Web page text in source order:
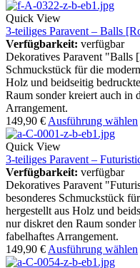
Quick View
3-teiliges Paravent – Balls
Verfügbarkeit: verfügbar
Dekoratives Paravent "Balls
Schmuckstück für die
Holz und beidseitig
Raum sonder kreiert auch in
Arrangement.
149,90 € Ausführung wählen
Quick View
3-teiliges Paravent –
Verfügbarkeit: verfügbar
Dekoratives Paravent
besonderes Schmuckstück
hergestellt aus Holz und
nur diskret den Raum
fabelhaftes Arrangement.
149,90 € Ausführung wählen